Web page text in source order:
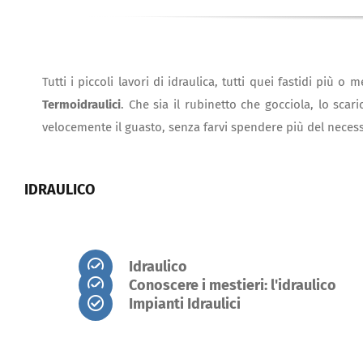
Tutti i piccoli lavori di idraulica, tutti quei fastidi più o
Termoidraulici. Che sia il rubinetto che gocciola, lo
velocemente il guasto, senza farvi spendere più del
IDRAULICO
Idraulico
Conoscere i mestieri: l'idraulico
Impianti Idraulici